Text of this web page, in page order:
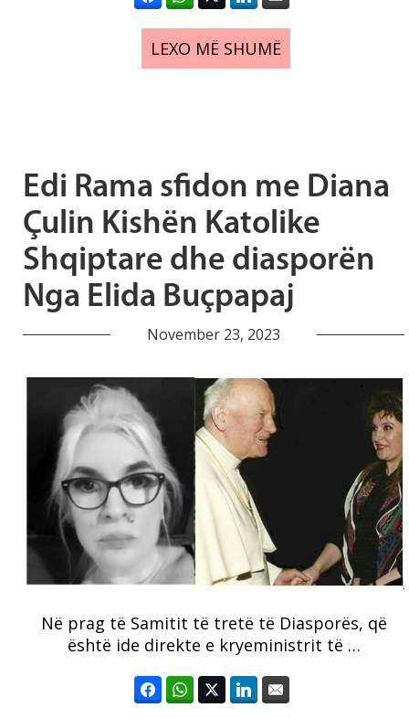
LEXO MË SHUMË
Edi Rama sfidon me Diana
Çulin Kishën Katolike
Shqiptare dhe diasporën
Nga Elida Buçpapaj
November 23, 2023
Në prag të Samitit të tretë të Diasporës, që
është ide direkte e kryeministrit të …